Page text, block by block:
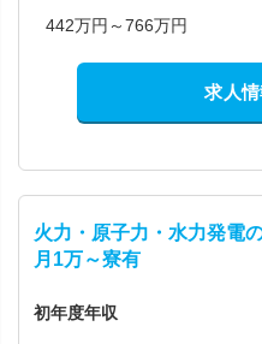
442万円～766万円
求人
火力・原子力・水力発電
月1万～寮有
初年度年収